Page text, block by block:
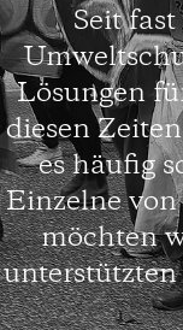
Seit
Lösungen
diesen
es häufig
Einzelne
möchten